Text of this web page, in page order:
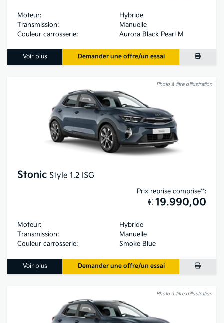
Moteur:
Hybride
Transmission:
Manuelle
Couleur carrosserie:
Aurora Black Pearl M
Voir plus Demander une offre/un essai
Photo à titre d’illustration
Stonic Style 1.2 ISG
Prix reprise comprise**:
€ 19.990,00
Moteur:
Hybride
Transmission:
Manuelle
Couleur carrosserie:
Smoke Blue
Voir plus Demander une offre/un essai
Photo à titre d’illustration